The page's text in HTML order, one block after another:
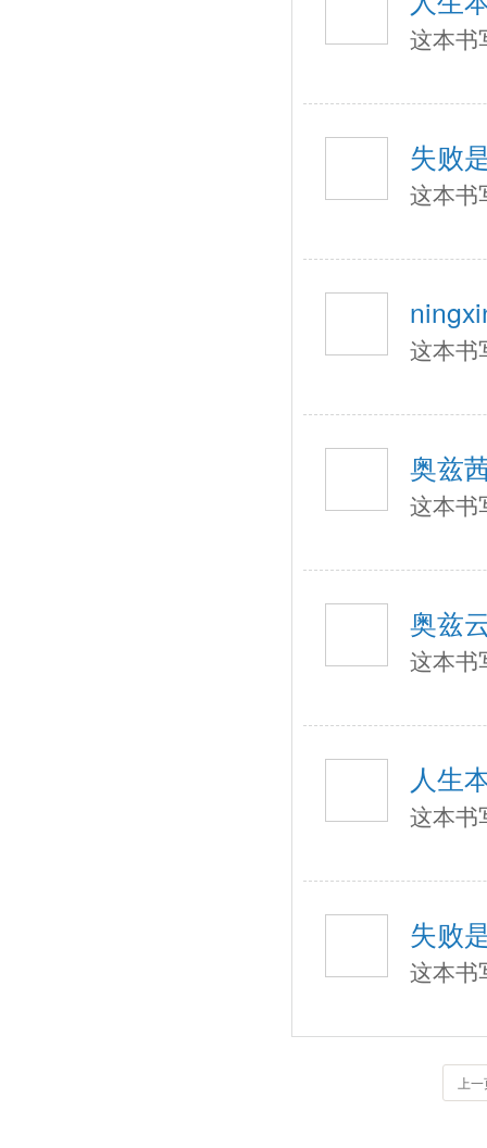
这本书
失败
这本书
这本书
奥兹
这本书
奥兹
这本书
人生
这本书
失败
这本书
上